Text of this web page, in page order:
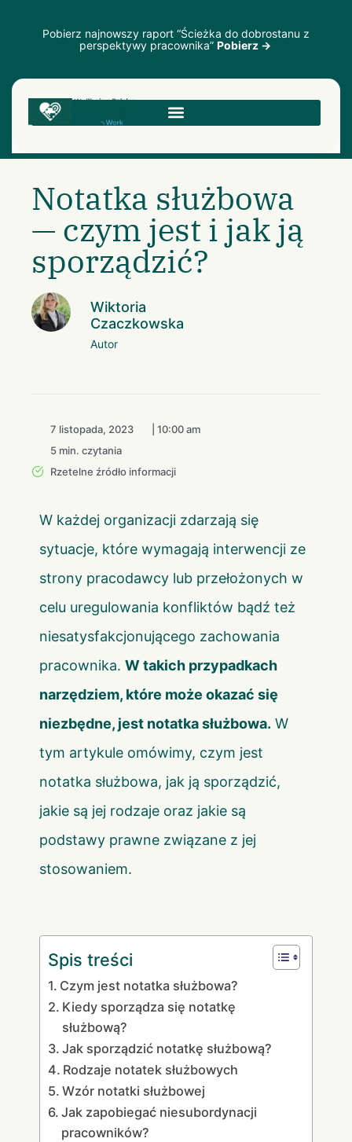
Pobierz najnowszy raport “Ścieżka do dobrostanu z
perspektywy pracownika” Pobierz →
Notatka służbowa
— czym jest i jak ją
sporządzić?
Wiktoria
Czaczkowska
Autor
7 listopada, 2023
10:00 am
5 min. czytania
Rzetelne źródło informacji
W każdej organizacji zdarzają się
sytuacje, które wymagają interwencji ze
strony pracodawcy lub przełożonych w
celu uregulowania konfliktów bądź też
niesatysfakcjonującego zachowania
pracownika. W takich przypadkach
narzędziem, które może okazać się
niezbędne, jest notatka służbowa. W
tym artykule omówimy, czym jest
notatka służbowa, jak ją sporządzić,
jakie są jej rodzaje oraz jakie są
podstawy prawne związane z jej
stosowaniem.
Spis treści
Czym jest notatka służbowa?
Kiedy sporządza się notatkę
służbową?
Jak sporządzić notatkę służbową?
Rodzaje notatek służbowych
Wzór notatki służbowej
Jak zapobiegać niesubordynacji
pracowników?